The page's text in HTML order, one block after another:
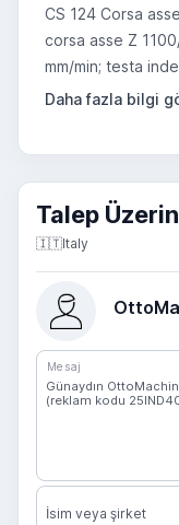
CS 124 Corsa
corsa asse Z
mm/min; testa
Talep
🇮🇹Italy
Mesaj
İsim veya şirket